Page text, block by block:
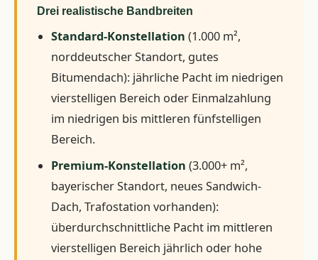
Drei realistische Bandbreiten
Standard-Konstellation (1.000 m²,
norddeutscher Standort, gutes
Bitumendach): jährliche Pacht im niedrigen
vierstelligen Bereich oder Einmalzahlung
im niedrigen bis mittleren fünfstelligen
Bereich.
Premium-Konstellation (3.000+ m²,
bayerischer Standort, neues Sandwich-
Dach, Trafostation vorhanden):
überdurchschnittliche Pacht im mittleren
vierstelligen Bereich jährlich oder hohe